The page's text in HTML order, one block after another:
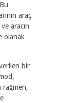
araç
aracın
olanak
bir
rağmen,